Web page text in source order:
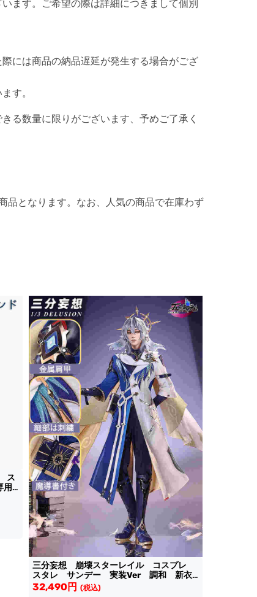
ます。ご希望の際は詳細につきまして個別
には商品の納品遅延が発生する場合がござ
す。
る数量に限りがございます、予めご了承く
品となります。なお、人気の商品で在庫わず
ス
三分妄想 崩壊スターレイル コスプレ
スタレ サンデー 実装Ver 調和 新衣
装
32,490円 (税込)